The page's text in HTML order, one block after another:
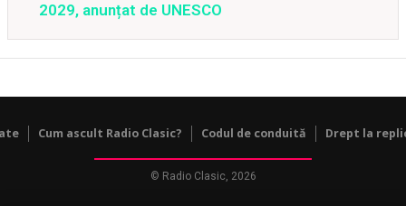
2029, anunțat de UNESCO
Cum ascult Radio Clasic? Codul de conduită Drept la
© Radio Clasic, 2026